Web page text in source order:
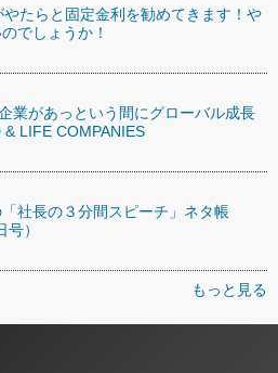
たらと固定金利を勧めてきます！や
でしょうか！
業があっという間にグローバル成長
LIFE COMPANIES
社長の３分間スピーチ」ネタ帳
号）
もっと見る